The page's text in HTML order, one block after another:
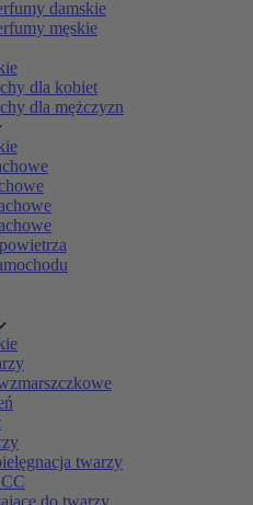
damskie
męskie
dla kobiet
dla mężczyzn
twarzy
do twarzy